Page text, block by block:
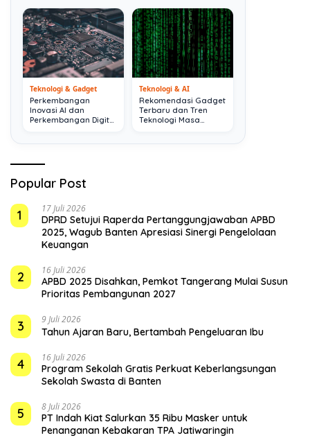
Teknologi & Gadget
Perkembangan
Inovasi AI dan
Perkembangan Digital
Teknologi & AI
Rekomendasi Gadget
Terbaru dan Tren
Teknologi Masa
Popular Post
1
17 Juli 2026
DPRD Setujui Raperda Pertanggungjawaban APBD
2025, Wagub Banten Apresiasi Sinergi Pengelolaan
Keuangan
2 16 Juli 2026
APBD 2025 Disahkan, Pemkot Tangerang Mulai Susun
Prioritas Pembangunan 2027
3 9 Juli 2026
Tahun Ajaran Baru, Bertambah Pengeluaran Ibu
4 16 Juli 2026
Program Sekolah Gratis Perkuat Keberlangsungan
Sekolah Swasta di Banten
5 8 Juli 2026
PT Indah Kiat Salurkan 35 Ribu Masker untuk
Penanganan Kebakaran TPA Jatiwaringin